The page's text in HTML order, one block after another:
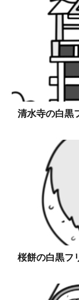
清水寺の白黒
桜餅の白黒フ